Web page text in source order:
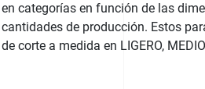
en categorías en función de las
cantidades de producción. Estos
de corte a medida en LIGERO,